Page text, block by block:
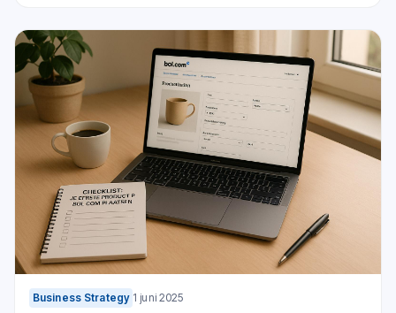
Business Strategy 1 juni 2025